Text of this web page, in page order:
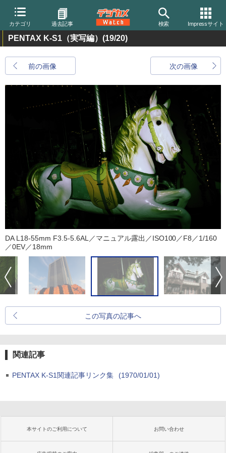
カテゴリ 過去記事 検索 Impressサイト
PENTAX K-S1（実写編） (19/20)
前の画像 次の画像
DA L18-55mm F3.5-5.6AL／マニュアル露出／ISO100／F8／1/160
／0EV／18mm
この写真の記事へ
関連記事
PENTAX K-S1関連記事リンク集 (1970/01/01)
本サイトのご利用について お問い合わせ